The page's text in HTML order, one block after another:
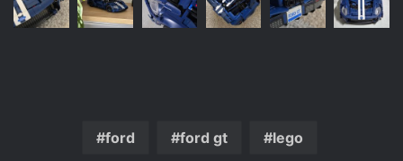
ford ford gt lego